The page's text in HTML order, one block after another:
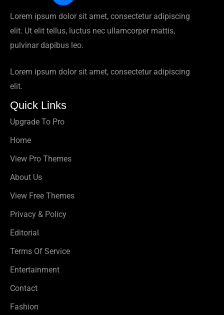
Lorem ipsum dolor sit amet, consectetur adipiscing
elit. Ut elit tellus, luctus nec ullamcorper mattis,
pulvinar dapibus leo.
Lorem ipsum dolor sit amet, consectetur adipiscing
elit.
Quick Links
Upgrade To Pro
Home
View Pro Themes
About Us
View Free Themes
Privacy & Policy
Editorial
Terms Of Service
Entertainment
Contact
Fashion